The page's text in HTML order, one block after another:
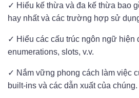
✓ Hiểu kế thừa và đa kế thừa bao
hay nhất và các trường hợp sử
✓ Hiểu các cấu trúc ngôn ngữ hiện
enumerations, slots, v.v.
✓ Nắm vững phong cách làm việc
built-ins và các dẫn xuất của chúng.